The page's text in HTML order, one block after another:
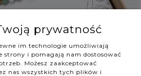
zweryfikowano
super wykonana i mega podoba
prywatność
im technologie umożliwiają
strony i pomagają nam dostosować
Możesz zaakceptować
nas wszystkich tych plików i